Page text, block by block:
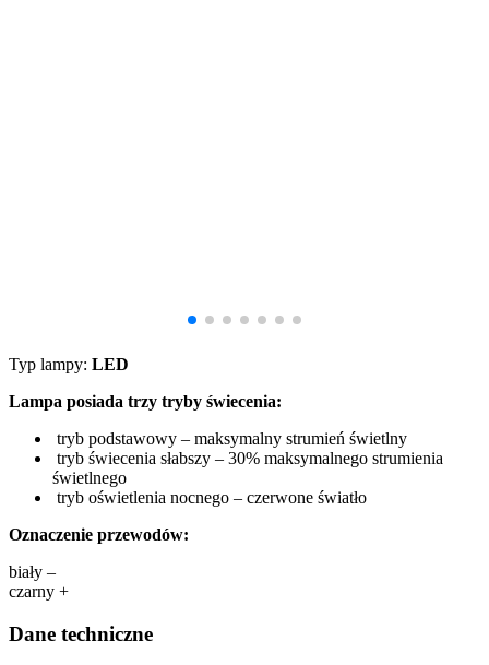
Typ lampy: LED
Lampa posiada trzy tryby świecenia:
tryb podstawowy – maksymalny strumień świetlny
tryb świecenia słabszy – 30% maksymalnego strumienia
świetlnego
tryb oświetlenia nocnego – czerwone światło
Oznaczenie przewodów:
biały –
czarny +
Dane techniczne